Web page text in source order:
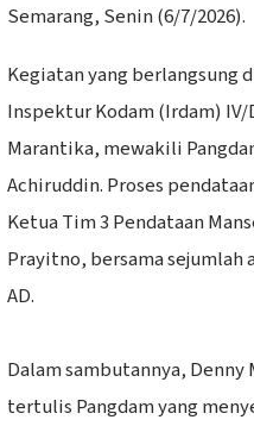
Semarang, Senin (6/7/2026).
‎Kegiatan yang berlangsung
Inspektur Kodam (Irdam)
Marantika, mewakili
Achiruddin. Proses
Ketua Tim 3 Pendataan
Prayitno, bersama sejumlah
AD.
‎Dalam sambutannya,
tertulis Pangdam yang